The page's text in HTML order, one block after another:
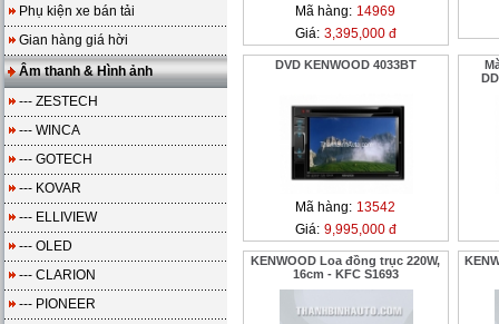
Phụ kiện xe bán tải
Gian hàng giá hời
Âm thanh & Hình ảnh
--- ZESTECH
--- WINCA
--- GOTECH
--- KOVAR
--- ELLIVIEW
--- OLED
--- CLARION
--- PIONEER
Mã hàng: 14969
Giá: 3,395,000 đ
DVD KENWOOD 4033BT
Mã hàng: 13542
Giá: 9,995,000 đ
KENWOOD Loa đồng trục 220W,
16cm - KFC S1693